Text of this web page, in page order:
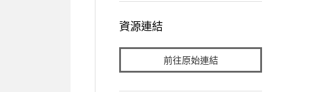
資源連結
前往原始連結